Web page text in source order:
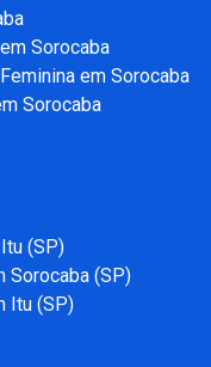
Sorocaba
em Sorocaba
Sorocaba
(SP)
Sorocaba (SP)
Itu (SP)